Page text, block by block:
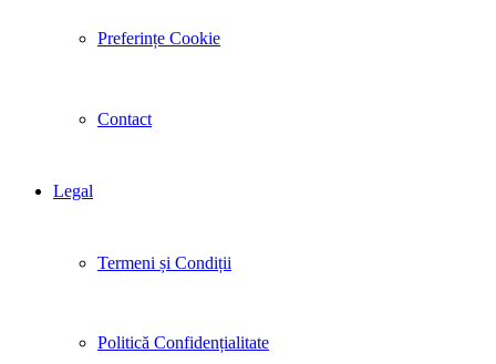
Preferințe Cookie
Contact
Legal
Termeni și Condiții
Politică Confidențialitate